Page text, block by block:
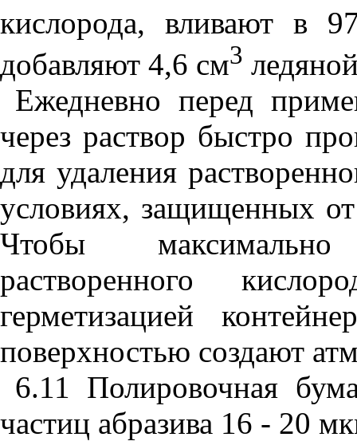
кислорода, вливают в
добавляют 4,6 см3
Ежедневно перед
через раствор быстро
для удаления
условиях, защищенных
Чтобы
растворенного
герметизацией
поверхностью создают
6.11 Полировочная
частиц абразива 16 - 20